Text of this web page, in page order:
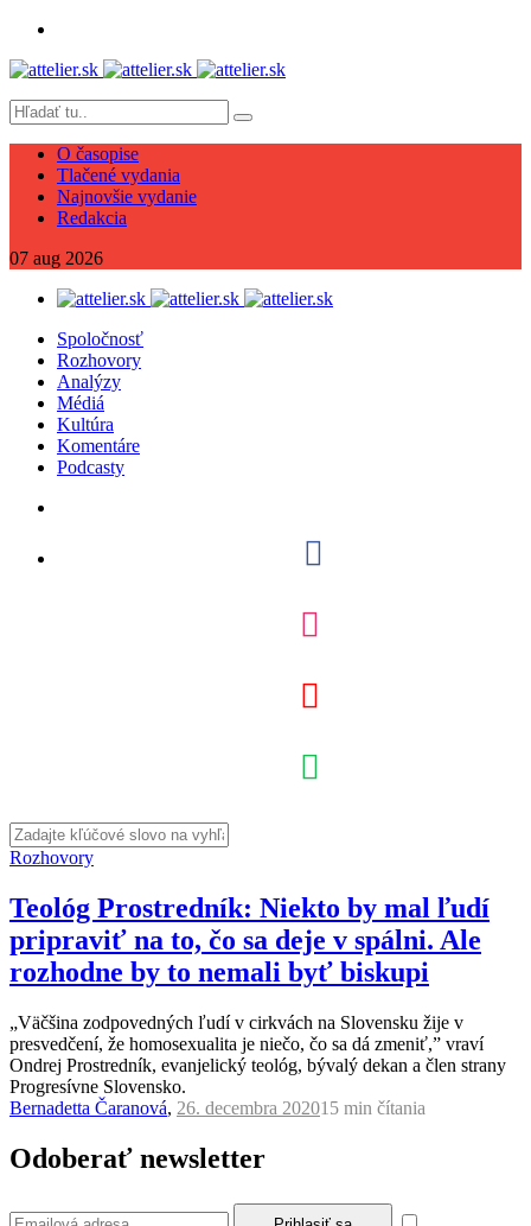
O časopise
Tlačené vydania
Najnovšie vydanie
Redakcia
07 aug 2026
Spoločnosť
Rozhovory
Analýzy
Médiá
Kultúra
Komentáre
Podcasty
Rozhovory
Teológ Prostredník: Niekto by mal ľudí
pripraviť na to, čo sa deje v spálni. Ale
rozhodne by to nemali byť biskupi
„Väčšina zodpovedných ľudí v cirkvách na Slovensku žije v
presvedčení, že homosexualita je niečo, čo sa dá zmeniť,” vraví
Ondrej Prostredník, evanjelický teológ, bývalý dekan a člen strany
Progresívne Slovensko.
Bernadetta Čaranová, 26. decembra 202015 min čítania
Odoberať newsletter